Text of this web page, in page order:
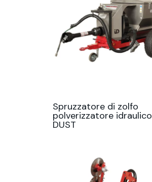
Spruzzatore di zolfo
polverizzatore
DUST